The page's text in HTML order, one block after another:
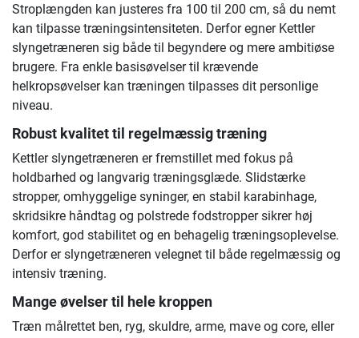
Stroplængden kan justeres fra 100 til 200 cm, så du nemt
kan tilpasse træningsintensiteten. Derfor egner Kettler
slyngetræneren sig både til begyndere og mere ambitiøse
brugere. Fra enkle basisøvelser til krævende
helkropsøvelser kan træningen tilpasses dit personlige
niveau.
Robust kvalitet til regelmæssig træning
Kettler slyngetræneren er fremstillet med fokus på
holdbarhed og langvarig træningsglæde. Slidstærke
stropper, omhyggelige syninger, en stabil karabinhage,
skridsikre håndtag og polstrede fodstropper sikrer høj
komfort, god stabilitet og en behagelig træningsoplevelse.
Derfor er slyngetræneren velegnet til både regelmæssig og
intensiv træning.
Mange øvelser til hele kroppen
Træn målrettet ben, ryg, skuldre, arme, mave og core, eller